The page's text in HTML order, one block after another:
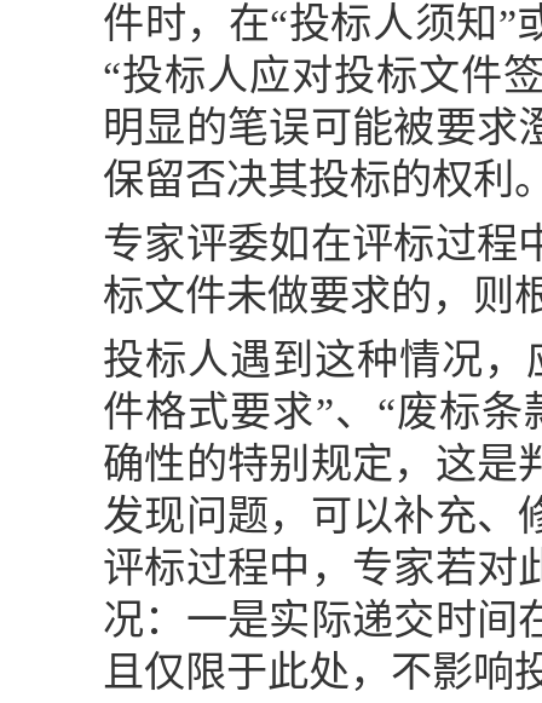
件时，在“投标人须知”
“投标人应对投标文件
明显的笔误可能被要求
保留否决其投标的权利
专家评委如在评标过程
标文件未做要求的，则
投标人遇到这种情况，
件格式要求”、“废标
确性的特别规定，这是
发现问题，可以补充、
评标过程中，专家若对
况：一是实际递交时间
且仅限于此处，不影响